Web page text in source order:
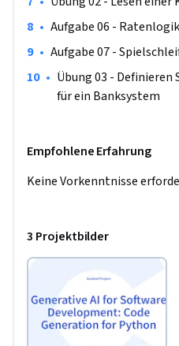
• Aufgabe 06 -
• Aufgabe 07 -
• Übung 03 - Definieren
für ein Banksystem
Empfohlene Erfahrung
Keine Vorkenntnisse
3 Projektbilder